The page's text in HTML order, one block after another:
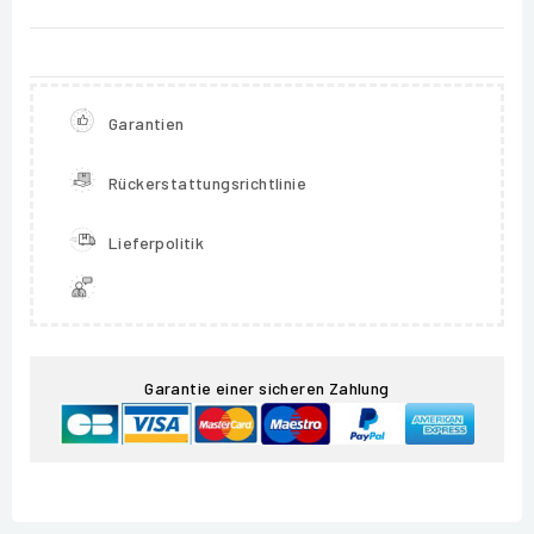
Garantien
Rückerstattungsrichtlinie
Lieferpolitik
Garantie einer sicheren Zahlung